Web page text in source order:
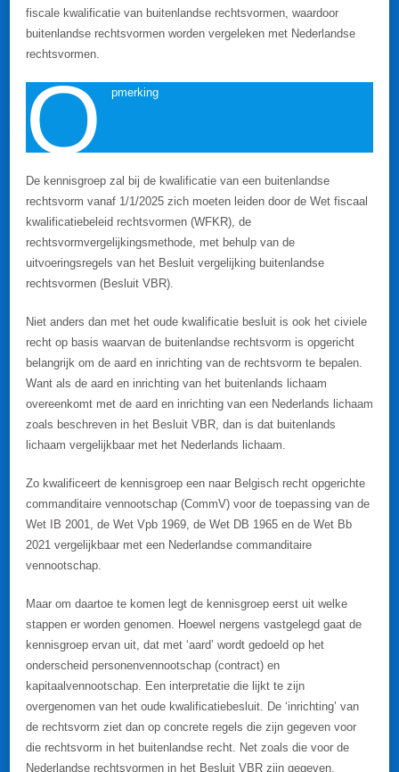
fiscale kwalificatie van buitenlandse rechtsvormen, waardoor
buitenlandse rechtsvormen worden vergeleken met Nederlandse
rechtsvormen.
O pmerking
De kennisgroep zal bij de kwalificatie van een buitenlandse
rechtsvorm vanaf 1/1/2025 zich moeten leiden door de Wet fiscaal
kwalificatiebeleid rechtsvormen (WFKR), de
rechtsvormvergelijkingsmethode, met behulp van de
uitvoeringsregels van het Besluit vergelijking buitenlandse
rechtsvormen (Besluit VBR).
Niet anders dan met het oude kwalificatie besluit is ook het civiele
recht op basis waarvan de buitenlandse rechtsvorm is opgericht
belangrijk om de aard en inrichting van de rechtsvorm te bepalen.
Want als de aard en inrichting van het buitenlands lichaam
overeenkomt met de aard en inrichting van een Nederlands lichaam
zoals beschreven in het Besluit VBR, dan is dat buitenlands
lichaam vergelijkbaar met het Nederlands lichaam.
Zo kwalificeert de kennisgroep een naar Belgisch recht opgerichte
commanditaire vennootschap (CommV) voor de toepassing van de
Wet IB 2001, de Wet Vpb 1969, de Wet DB 1965 en de Wet Bb
2021 vergelijkbaar met een Nederlandse commanditaire
vennootschap.
Maar om daartoe te komen legt de kennisgroep eerst uit welke
stappen er worden genomen. Hoewel nergens vastgelegd gaat de
kennisgroep ervan uit, dat met ‘aard’ wordt gedoeld op het
onderscheid personenvennootschap (contract) en
kapitaalvennootschap. Een interpretatie die lijkt te zijn
overgenomen van het oude kwalificatiebesluit. De ‘inrichting’ van
de rechtsvorm ziet dan op concrete regels die zijn gegeven voor
die rechtsvorm in het buitenlandse recht. Net zoals die voor de
Nederlandse rechtsvormen in het Besluit VBR zijn gegeven.